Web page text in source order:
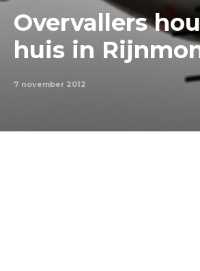
Overvallers
huis in
7 november 2012